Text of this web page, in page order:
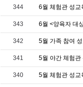
344 6월 체험관 성교
343 6월 <양육자 대
342 5월 가족 참여
341 5월 야간 체험관
340 5월 체험관 성교